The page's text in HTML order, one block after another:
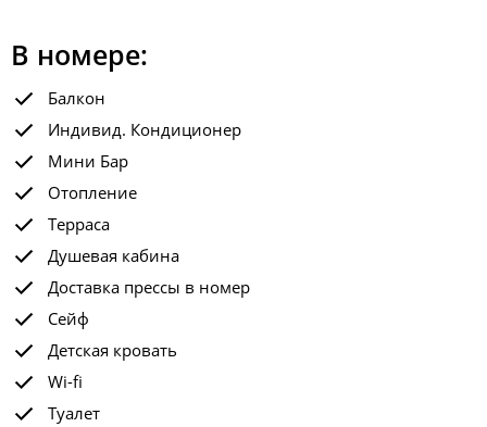
В номере:
Балкон
Индивид. Кондиционер
Мини Бар
Отопление
Терраса
Душевая кабина
Доставка прессы в номер
Сейф
Детская кровать
Wi-fi
Туалет